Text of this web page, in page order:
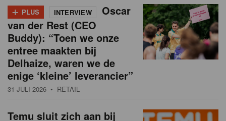
+ PLUS INTERVIEW
Oscar
van der Rest (CEO
Buddy): “Toen we onze
entree maakten bij
Delhaize, waren we de
enige ‘kleine’ leverancier”
31 JULI 2026 • RETAIL
Temu sluit zich aan bij